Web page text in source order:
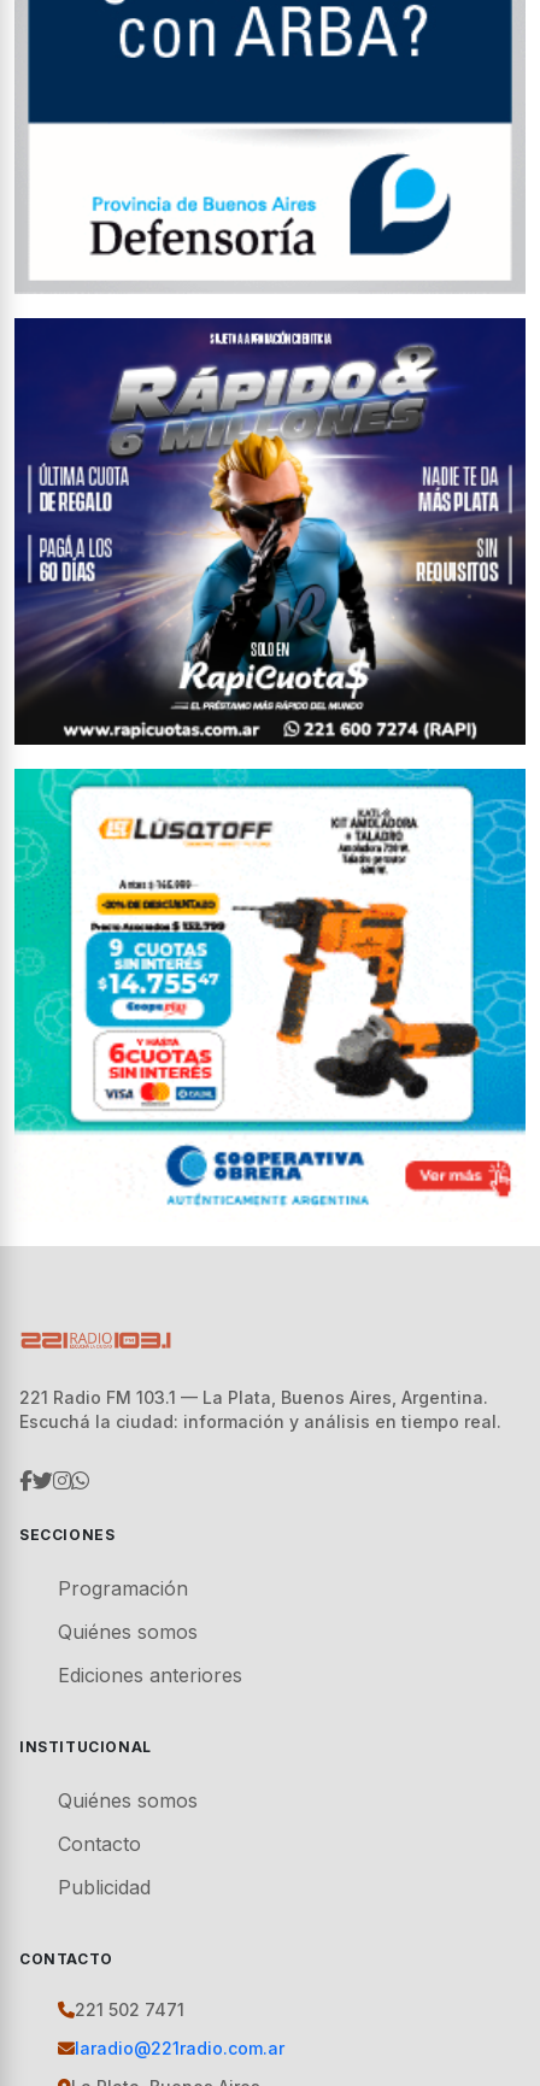
221 Radio FM 103.1 — La Plata, Buenos Aires, Argentina.
Escuchá la ciudad: información y análisis en tiempo real.
SECCIONES
Programación
Quiénes somos
Ediciones anteriores
INSTITUCIONAL
Quiénes somos
Contacto
Publicidad
CONTACTO
221 502 7471
laradio@221radio.com.ar